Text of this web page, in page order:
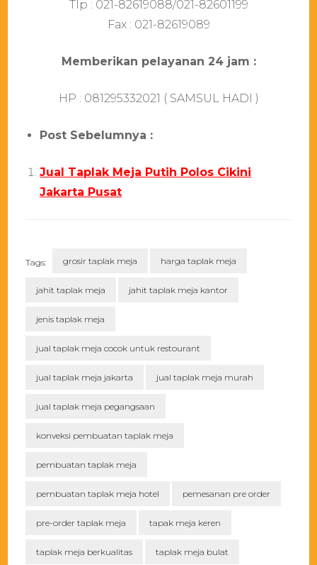
Tlр : 021-82619088/021-82601199
Fаx : 021-82619089
Mеmbеrіkаn реlауаnаn 24 јаm :
HP : 081295332021 ( SAMSUL HADI )
Post Sebelumnya :
Jual Taplak Meja Putih Polos Cikini
Jakarta Pusat
Tags: grosir taplak meja harga taplak meja
jahit taplak meja jahit taplak meja kantor
jenis taplak meja
jual taplak meja cocok untuk restourant
jual taplak meja jakarta jual taplak meja murah
jual taplak meja pegangsaan
konveksi pembuatan taplak meja
pembuatan taplak meja
pembuatan taplak meja hotel pemesanan pre order
pre-order taplak meja tapak meja keren
taplak meja berkualitas taplak meja bulat